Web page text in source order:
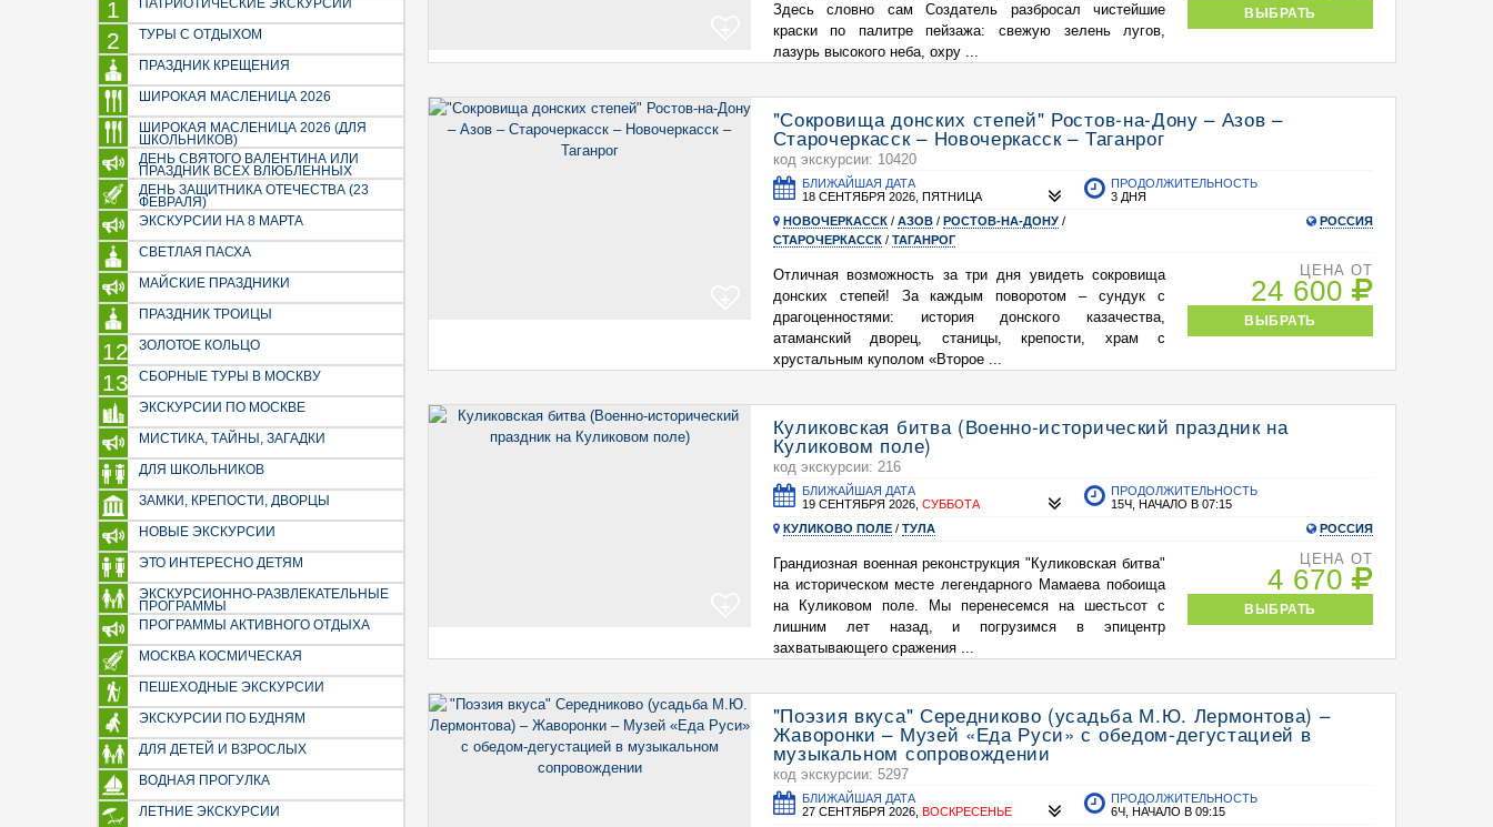
Это интересно детям
Экскурсионно-развлекательные
программы
Программы активного отдыха
Москва космическая
Пешеходные экскурсии
Экскурсии по будням
Водная прогулка
Летние экскурсии
Событийные экскурсии
Экологические туры
В мире животных
Гастрономические туры
Народные промыслы
Агротуризм
Художники, писатели, поэты,
музыканты
Политики, государственные
деятели
Экскурсии на режимные
объекты
Экскурсии на предприятия
(производственный туризм)
День России (12 июня)
Бородинское сражение
День народного единства (4
ноября)
Новый год и рождество 2026
1
2 ТУРЫ С ОТДЫХОМ
ПРАЗДНИК КРЕЩЕНИЯ
ШИРОКАЯ МАСЛЕНИЦА 2026
ШИРОКАЯ МАСЛЕНИЦА 2026 (ДЛЯ
ШКОЛЬНИКОВ)
ДЕНЬ СВЯТОГО ВАЛЕНТИНА ИЛИ
ПРАЗДНИК ВСЕХ ВЛЮБЛЕННЫХ
ДЕНЬ ЗАЩИТНИКА ОТЕЧЕСТВА (23
ФЕВРАЛЯ)
ЭКСКУРСИИ НА 8 МАРТА
СВЕТЛАЯ ПАСХА
МАЙСКИЕ ПРАЗДНИКИ
ПРАЗДНИК ТРОИЦЫ
12 ЗОЛОТОЕ КОЛЬЦО
13 СБОРНЫЕ ТУРЫ В МОСКВУ
ЭКСКУРСИИ ПО МОСКВЕ
МИСТИКА, ТАЙНЫ, ЗАГАДКИ
ДЛЯ ШКОЛЬНИКОВ
ЗАМКИ, КРЕПОСТИ, ДВОРЦЫ
НОВЫЕ ЭКСКУРСИИ
ЭТО ИНТЕРЕСНО ДЕТЯМ
ЭКСКУРСИОННО-РАЗВЛЕКАТЕЛЬНЫЕ
ПРОГРАММЫ
ПРОГРАММЫ АКТИВНОГО ОТДЫХА
МОСКВА КОСМИЧЕСКАЯ
ПЕШЕХОДНЫЕ ЭКСКУРСИИ
ЭКСКУРСИИ ПО БУДНЯМ
ДЛЯ ДЕТЕЙ И ВЗРОСЛЫХ
ВОДНАЯ ПРОГУЛКА
ЛЕТНИЕ ЭКСКУРСИИ
Здесь словно сам Создатель разбросал чистейшие
краски по палитре пейзажа: свежую зелень лугов,
лазурь высокого неба, охру ...
ВЫБРАТЬ
"Сокровища донских степей" Ростов-на-Дону – Азов –
Старочеркасск – Новочеркасск – Таганрог
код экскурсии: 10420
БЛИЖАЙШАЯ ДАТА
18 СЕНТЯБРЯ 2026, ПЯТНИЦА
ПРОДОЛЖИТЕЛЬНОСТЬ
3 ДНЯ
НОВОЧЕРКАССК/ АЗОВ/ РОСТОВ-НА-ДОНУ/
СТАРОЧЕРКАССК/ ТАГАНРОГ
РОССИЯ
Отличная возможность за три дня увидеть сокровища
донских степей! За каждым поворотом – сундук с
драгоценностями: история донского казачества,
атаманский дворец, станицы, крепости, храм с
хрустальным куполом «Второе ...
ЦЕНА ОТ
24 600
ВЫБРАТЬ
Куликовская битва (Военно-исторический праздник на
Куликовом поле)
код экскурсии: 216
БЛИЖАЙШАЯ ДАТА
19 СЕНТЯБРЯ 2026,СУББОТА
ПРОДОЛЖИТЕЛЬНОСТЬ
15Ч, НАЧАЛО В 07:15
КУЛИКОВО ПОЛЕ/ ТУЛА РОССИЯ
Грандиозная военная реконструкция "Куликовская битва"
на историческом месте легендарного Мамаева побоища
на Куликовом поле. Мы перенесемся на шестьсот с
лишним лет назад, и погрузимся в эпицентр
захватывающего сражения ...
ЦЕНА ОТ
4 670
ВЫБРАТЬ
"Поэзия вкуса" Середниково (усадьба М.Ю. Лермонтова) –
Жаворонки – Музей «Еда Руси» с обедом-дегустацией в
музыкальном сопровождении
код экскурсии: 5297
БЛИЖАЙШАЯ ДАТА
27 СЕНТЯБРЯ 2026,ВОСКРЕСЕНЬЕ
ПРОДОЛЖИТЕЛЬНОСТЬ
6Ч, НАЧАЛО В 09:15